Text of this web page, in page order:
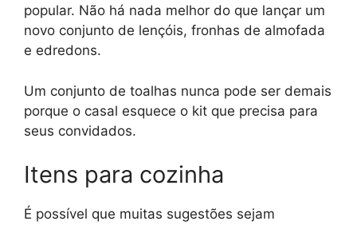
popular. Não há nada melhor do que lançar um
novo conjunto de lençóis, fronhas de almofada
e edredons.
Um conjunto de toalhas nunca pode ser demais
porque o casal esquece o kit que precisa para
seus convidados.
Itens para cozinha
É possível que muitas sugestões sejam